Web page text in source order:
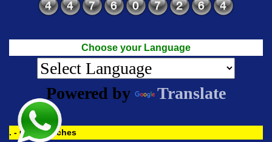
Choose your Language
Powered by Translate
. - Our Branches